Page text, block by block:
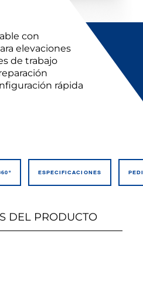
con
elevaciones
de trabajo
rápida
ESPECIFI­CACIONES
DEL PRODUCTO